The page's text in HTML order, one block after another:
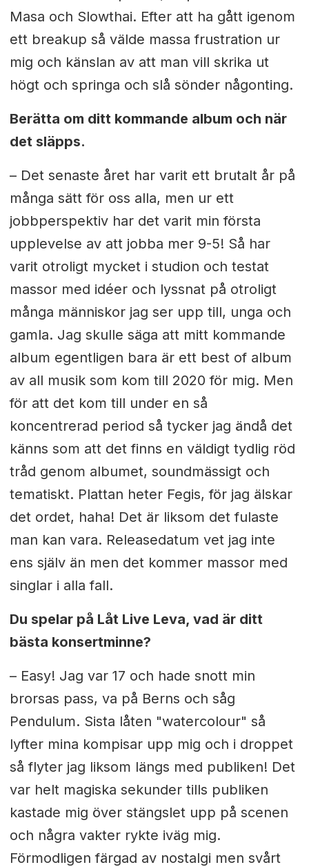
Masa och Slowthai. Efter att ha gått igenom
ett breakup så välde massa frustration ur
mig och känslan av att man vill skrika ut
högt och springa och slå sönder någonting.
Berätta om ditt kommande album och när
det släpps.
– Det senaste året har varit ett brutalt år på
många sätt för oss alla, men ur ett
jobbperspektiv har det varit min första
upplevelse av att jobba mer 9-5! Så har
varit otroligt mycket i studion och testat
massor med idéer och lyssnat på otroligt
många människor jag ser upp till, unga och
gamla. Jag skulle säga att mitt kommande
album egentligen bara är ett best of album
av all musik som kom till 2020 för mig. Men
för att det kom till under en så
koncentrerad period så tycker jag ändå det
känns som att det finns en väldigt tydlig röd
tråd genom albumet, soundmässigt och
tematiskt. Plattan heter Fegis, för jag älskar
det ordet, haha! Det är liksom det fulaste
man kan vara. Releasedatum vet jag inte
ens själv än men det kommer massor med
singlar i alla fall.
Du spelar på Låt Live Leva, vad är ditt
bästa konsertminne?
– Easy! Jag var 17 och hade snott min
brorsas pass, va på Berns och såg
Pendulum. Sista låten "watercolour" så
lyfter mina kompisar upp mig och i droppet
så flyter jag liksom längs med publiken! Det
var helt magiska sekunder tills publiken
kastade mig över stängslet upp på scenen
och några vakter rykte iväg mig.
Förmodligen färgad av nostalgi men svårt